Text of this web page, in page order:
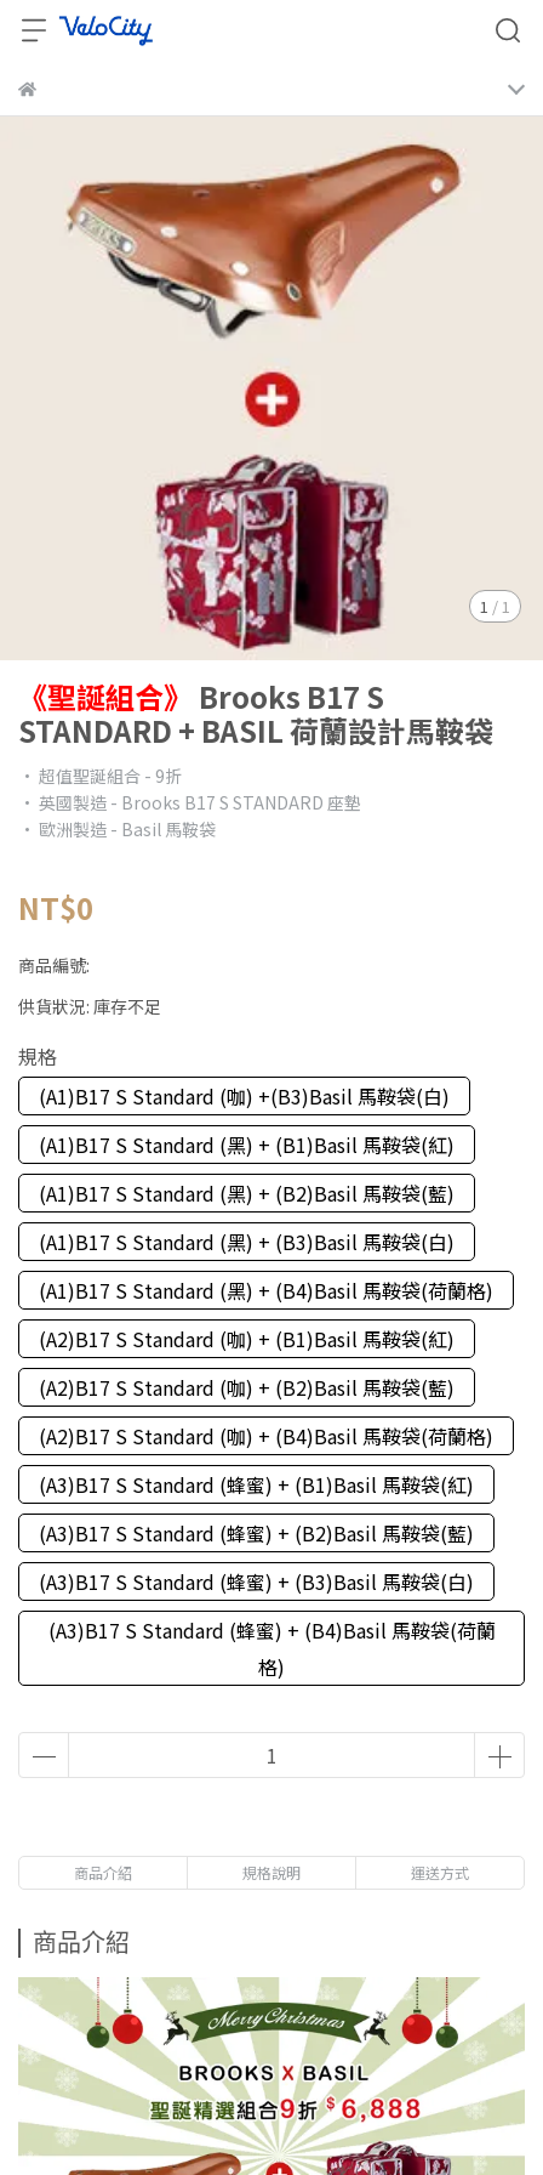
1 / 1
《聖誕組合》 Brooks B17 S
STANDARD + BASIL 荷蘭設計馬鞍袋
• 超值聖誕組合 - 9折
• 英國製造 - Brooks B17 S STANDARD 座墊
• 歐洲製造 - Basil 馬鞍袋
NT$0
商品編號:
供貨狀況: 庫存不足
規格
(A1)B17 S Standard (咖) +(B3)Basil 馬鞍袋(白)
(A1)B17 S Standard (黑) + (B1)Basil 馬鞍袋(紅)
(A1)B17 S Standard (黑) + (B2)Basil 馬鞍袋(藍)
(A1)B17 S Standard (黑) + (B3)Basil 馬鞍袋(白)
(A1)B17 S Standard (黑) + (B4)Basil 馬鞍袋(荷蘭格)
(A2)B17 S Standard (咖) + (B1)Basil 馬鞍袋(紅)
(A2)B17 S Standard (咖) + (B2)Basil 馬鞍袋(藍)
(A2)B17 S Standard (咖) + (B4)Basil 馬鞍袋(荷蘭格)
(A3)B17 S Standard (蜂蜜) + (B1)Basil 馬鞍袋(紅)
(A3)B17 S Standard (蜂蜜) + (B2)Basil 馬鞍袋(藍)
(A3)B17 S Standard (蜂蜜) + (B3)Basil 馬鞍袋(白)
(A3)B17 S Standard (蜂蜜) + (B4)Basil 馬鞍袋(荷蘭
格)
商品介紹 規格說明 運送方式
商品介紹